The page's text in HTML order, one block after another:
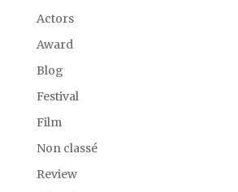
Actors
Award
Blog
Festival
Film
Non classé
Review